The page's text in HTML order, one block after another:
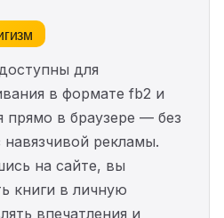
для
в формате fb2 и
прямо в браузере — без
навязчивой рекламы.
на сайте, вы
книги в личную
впечатления и